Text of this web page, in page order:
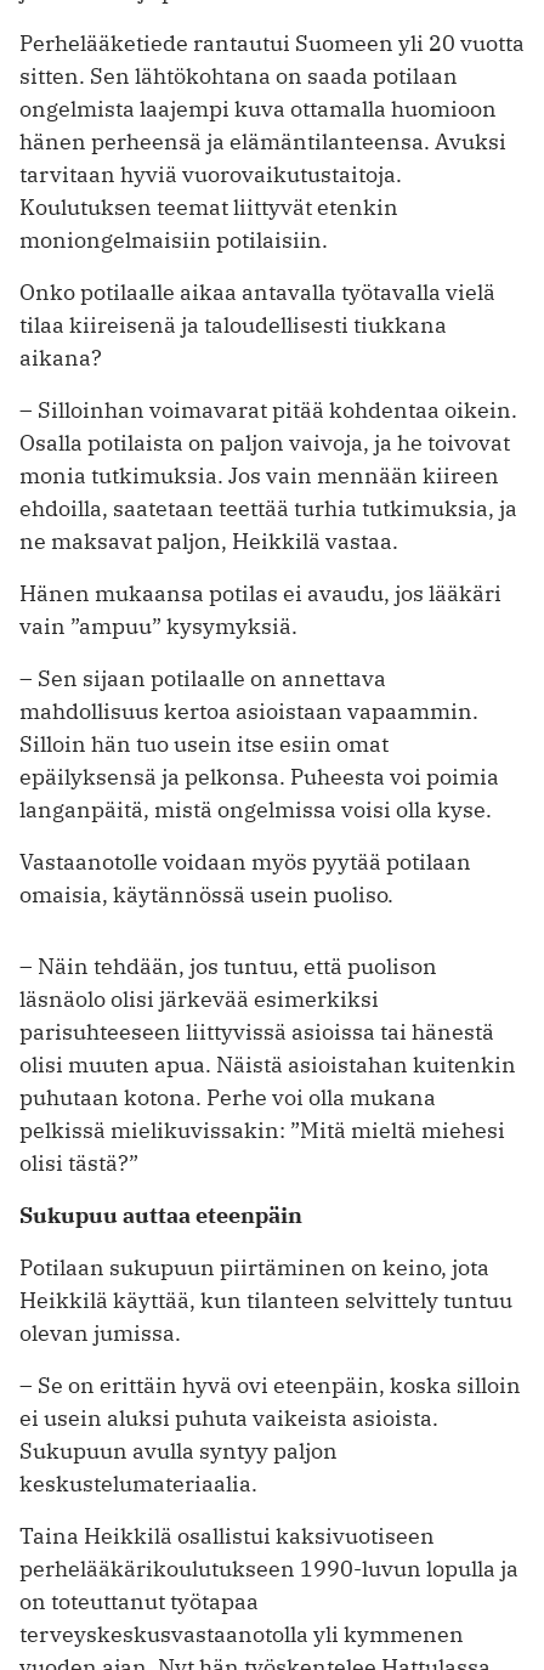
Perhelääketiede rantautui Suomeen yli 20 vuotta
sitten. Sen lähtökohtana on saada potilaan
ongelmista laajempi ­kuva ottamalla huomioon
hänen perheensä ja elämäntilanteensa. Avuksi
tarvitaan hyviä vuorovaikutustaitoja.
Koulutuksen teemat liittyvät etenkin
moniongelmaisiin potilaisiin.
Onko potilaalle aikaa antavalla työ­tavalla vielä
tilaa kiireisenä ja taloudellisesti tiukkana
aikana?
– Silloinhan voimavarat pitää kohdentaa oikein.
Osalla potilaista on paljon vaivoja, ja he toivovat
monia tutkimuksia. Jos vain mennään kiireen
ehdoilla, saatetaan teettää turhia tutkimuksia, ja
ne maksavat paljon, Heikkilä vastaa.
Hänen mukaansa potilas ei avaudu, jos lääkäri
vain ”ampuu” kysymyksiä.
– Sen sijaan potilaalle on annettava
mahdollisuus kertoa asioistaan vapaammin.
Silloin hän tuo usein itse esiin omat
epäilyksensä ja pelkonsa. Puheesta voi poimia
langanpäitä, mistä ongelmissa voisi olla kyse.
Vastaanotolle voidaan myös pyytää potilaan
omaisia, käytännössä usein puoliso.
– Näin tehdään, jos tuntuu, että puolison
läsnäolo olisi järkevää esimerkiksi
parisuhteeseen liittyvissä asioissa tai ­hänestä
olisi muuten apua. Näistä ­asioistahan kuitenkin
puhutaan kotona. Perhe voi olla mukana
pelkissä mieli­kuvissakin: ”Mitä mieltä miehesi
olisi tästä?”
Sukupuu auttaa eteenpäin
Potilaan sukupuun piirtäminen on keino, jota
Heikkilä käyttää, kun tilanteen selvittely tuntuu
olevan jumissa.
– Se on erittäin hyvä ovi eteenpäin, koska silloin
ei usein aluksi puhuta ­vaikeista asioista.
Sukupuun avulla syntyy paljon
keskustelumateriaalia.
Taina Heikkilä osallistui kaksivuotiseen
perhelääkärikoulutukseen 1990-luvun lopulla ja
on toteuttanut työtapaa
terveyskeskusvastaanotolla yli kymmenen